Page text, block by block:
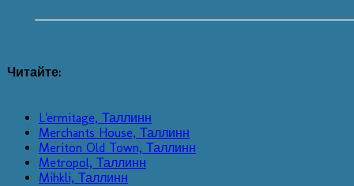
Читайте:
L'ermitage, Таллинн
Merchants House, Таллинн
Meriton Old Town, Таллинн
Metropol, Таллинн
Mihkli, Таллинн